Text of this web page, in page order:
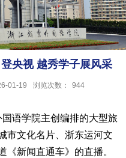
央视 越秀学子展风采
01-19 浏览次数： 944
国语学院主创编排的大型旅
市文化名片、浙东运河文
《新闻直通车》的直播。